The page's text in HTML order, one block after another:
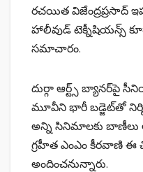
ర‌చ‌యిత విజేంద్ర‌ప్ర‌సాద్
హాలీవుడ్ టెక్నీషియ‌న్స్
స‌మాచారం.
దుర్గా ఆర్ట్స్ బ్యాన‌ర్‌పై
మూవీని భారీ బడ్జెట్‌తో
అన్ని సినిమాల‌కు బాణీలు
గ్ర‌హీత ఎంఎం కీర‌వాణి ఈ
అందించ‌నున్నారు.